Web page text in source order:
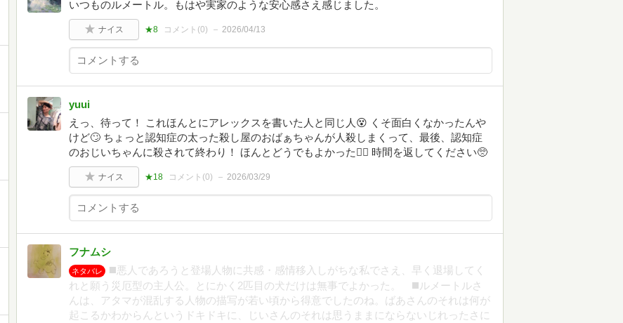
いつものルメートル。もはや実家のような安心感さえ感じました。
ナイス ★8 コメント(0) 2026/04/13
yuui
えっ、待って！ これほんとにアレックスを書いた人と同じ人😵 くそ面白くなかったんや
けど🙄 ちょっと認知症の太った殺し屋のおばぁちゃんが人殺しまくって、最後、認知症
のおじいちゃんに殺されて終わり！ ほんとどうでもよかった🤷‍♂️ 時間を返してください🥺
ナイス ★18 コメント(0) 2026/03/29
フナムシ
ネタバレ
◼️悪人であろうと登場人物に共感・感情移入しがちな私でさえ、早く退場してく
れと願う災厄型の主人公。とにかく2匹目の犬だけは無事でよかった。 ◼️ルメートルさ
んは、アタマが混乱する人物の描写が若い頃から得意でしたのね。ばあさんのそれは何が
起こるかわからんというドキドキに、じいさんのそれは思うままにならないじれったさに